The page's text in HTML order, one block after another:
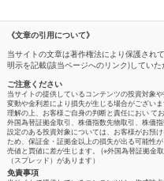
《文章の引用について》
当サイトの文章は著作権法により保護され
明示を記載(該当ページへのリンク)していた
ご注意ください
当サイトの提供しているコンテンツの投資対象
変動や金利差により損失が生じる場合がござい
理解の上、お客様ご自身の判断と責任におい て
外国為替証拠金取引、株価指数先物取引、株価
設定のある投資対象については、お客様がお預
ため、保証金・証拠金以上の損失が出る可能性
売値と買値に差が生じます。 (※外国為替証拠金
（スプレッド）があります）
免責事項